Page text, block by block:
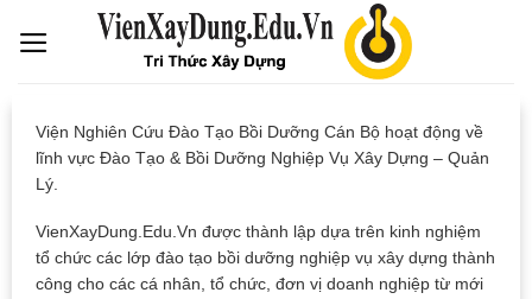
Viện Nghiên Cứu Đào Tạo Bồi Dưỡng Cán Bộ hoạt động về
lĩnh vực Đào Tạo & Bồi Dưỡng Nghiệp Vụ Xây Dựng – Quản
Lý.
VienXayDung.Edu.Vn được thành lập dựa trên kinh nghiệm
tổ chức các lớp đào tạo bồi dưỡng nghiệp vụ xây dựng thành
công cho các cá nhân, tổ chức, đơn vị doanh nghiệp từ mới